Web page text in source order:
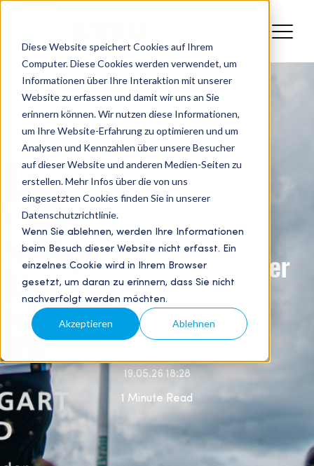
Diese Website speichert Cookies auf Ihrem
Computer. Diese Cookies werden verwendet, um
Informationen über Ihre Interaktion mit unserer
Website zu erfassen und damit wir uns an Sie
erinnern können. Wir nutzen diese Informationen,
um Ihre Website-Erfahrung zu optimieren und um
Analysen und Kennzahlen über unsere Besucher
auf dieser Website und anderen Medien-Seiten zu
erstellen. Mehr Infos über die von uns
eingesetzten Cookies finden Sie in unserer
Datenschutzrichtlinie.
Wenn Sie ablehnen, werden Ihre Informationen
beim Besuch dieser Website nicht erfasst. Ein
einzelnes Cookie wird in Ihrem Browser
gesetzt, um daran zu erinnern, dass Sie nicht
nachverfolgt werden möchten.
Akzeptieren Ablehnen
Partnernetzwerk
Gemeinsam für die
Unterstützung Stuttgarter
Projekte
19.05.26 18:28
1 Minute Read